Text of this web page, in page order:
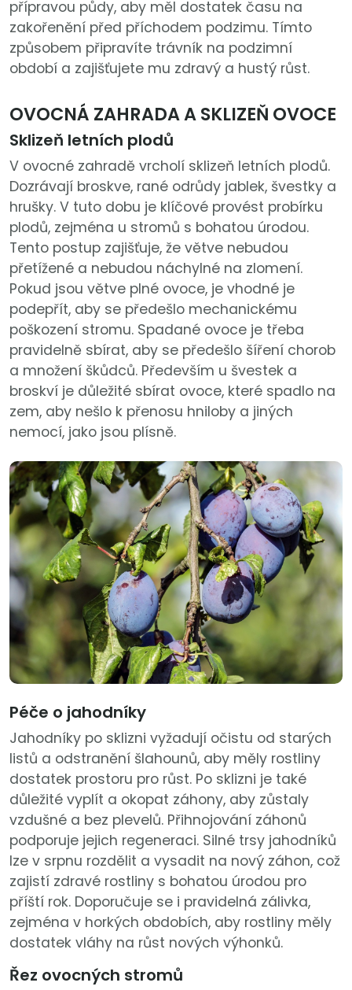
přípravou půdy, aby měl dostatek času na
zakořenění před příchodem podzimu. Tímto
způsobem připravíte trávník na podzimní
období a zajišťujete mu zdravý a hustý růst.
OVOCNÁ ZAHRADA A SKLIZEŇ OVOCE
Sklizeň letních plodů
V ovocné zahradě vrcholí sklizeň letních plodů.
Dozrávají broskve, rané odrůdy jablek, švestky a
hrušky. V tuto dobu je klíčové provést probírku
plodů, zejména u stromů s bohatou úrodou.
Tento postup zajišťuje, že větve nebudou
přetížené a nebudou náchylné na zlomení.
Pokud jsou větve plné ovoce, je vhodné je
podepřít, aby se předešlo mechanickému
poškození stromu. Spadané ovoce je třeba
pravidelně sbírat, aby se předešlo šíření chorob
a množení škůdců. Především u švestek a
broskví je důležité sbírat ovoce, které spadlo na
zem, aby nešlo k přenosu hniloby a jiných
nemocí, jako jsou plísně.
Péče o jahodníky
Jahodníky po sklizni vyžadují očistu od starých
listů a odstranění šlahounů, aby měly rostliny
dostatek prostoru pro růst. Po sklizni je také
důležité vyplít a okopat záhony, aby zůstaly
vzdušné a bez plevelů. Přihnojování záhonů
podporuje jejich regeneraci. Silné trsy jahodníků
lze v srpnu rozdělit a vysadit na nový záhon, což
zajistí zdravé rostliny s bohatou úrodou pro
příští rok. Doporučuje se i pravidelná zálivka,
zejména v horkých obdobích, aby rostliny měly
dostatek vláhy na růst nových výhonků.
Řez ovocných stromů